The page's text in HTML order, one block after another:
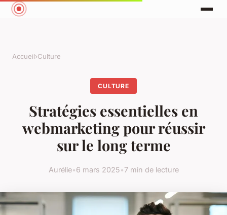
Accueil›Culture
CULTURE
Stratégies essentielles en
webmarketing pour réussir
sur le long terme
Aurélie•6 mars 2025•7 min de lecture